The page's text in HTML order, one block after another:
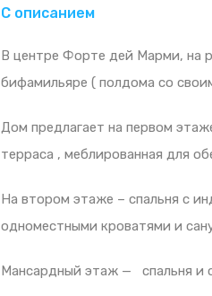
С описанием
В центре Форте дей Марми, на
бифамильяре ( полдома со
Дом предлагает на первом
терраса , меблированная для
На втором этаже – спальня с
одноместными кроватями и
Мансардный этаж — спальня и